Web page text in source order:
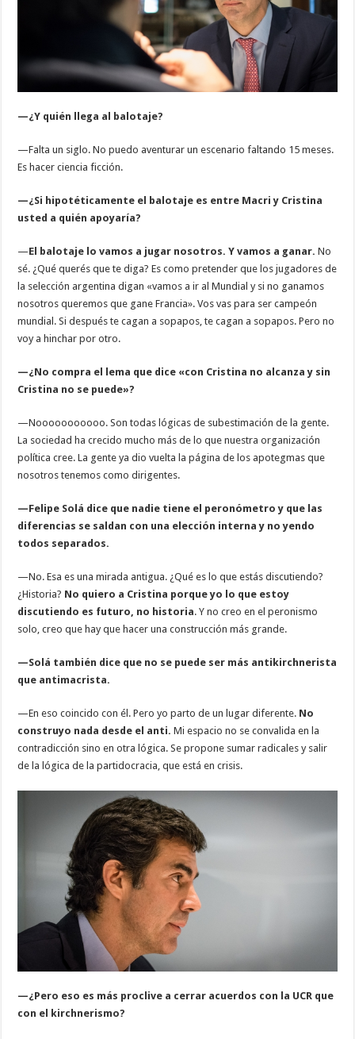
—¿Y quién llega al balotaje?
—Falta un siglo. No puedo aventurar un escenario faltando 15 meses.
Es hacer ciencia ficción.
—¿Si hipotéticamente el balotaje es entre Macri y Cristina
usted a quién apoyaría?
—El balotaje lo vamos a jugar nosotros. Y vamos a ganar. No
sé. ¿Qué querés que te diga? Es como pretender que los jugadores de
la selección argentina digan «vamos a ir al Mundial y si no ganamos
nosotros queremos que gane Francia». Vos vas para ser campeón
mundial. Si después te cagan a sopapos, te cagan a sopapos. Pero no
voy a hinchar por otro.
—¿No compra el lema que dice «con Cristina no alcanza y sin
Cristina no se puede»?
—Nooooooooooo. Son todas lógicas de subestimación de la gente.
La sociedad ha crecido mucho más de lo que nuestra organización
política cree. La gente ya dio vuelta la página de los apotegmas que
nosotros tenemos como dirigentes.
—Felipe Solá dice que nadie tiene el peronómetro y que las
diferencias se saldan con una elección interna y no yendo
todos separados.
—No. Esa es una mirada antigua. ¿Qué es lo que estás discutiendo?
¿Historia? No quiero a Cristina porque yo lo que estoy
discutiendo es futuro, no historia. Y no creo en el peronismo
solo, creo que hay que hacer una construcción más grande.
—Solá también dice que no se puede ser más antikirchnerista
que antimacrista.
—En eso coincido con él. Pero yo parto de un lugar diferente. No
construyo nada desde el anti. Mi espacio no se convalida en la
contradicción sino en otra lógica. Se propone sumar radicales y salir
de la lógica de la partidocracia, que está en crisis.
—¿Pero eso es más proclive a cerrar acuerdos con la UCR que
con el kirchnerismo?